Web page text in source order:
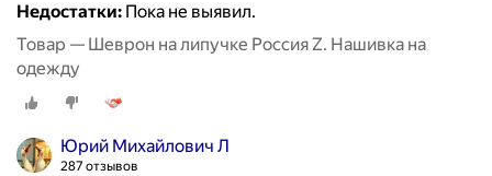
Недостатки: Пока не выявил.
Товар — Шеврон на липучке Россия Z. Нашивка на
одежду
Юрий Михайлович Л
287 отзывов